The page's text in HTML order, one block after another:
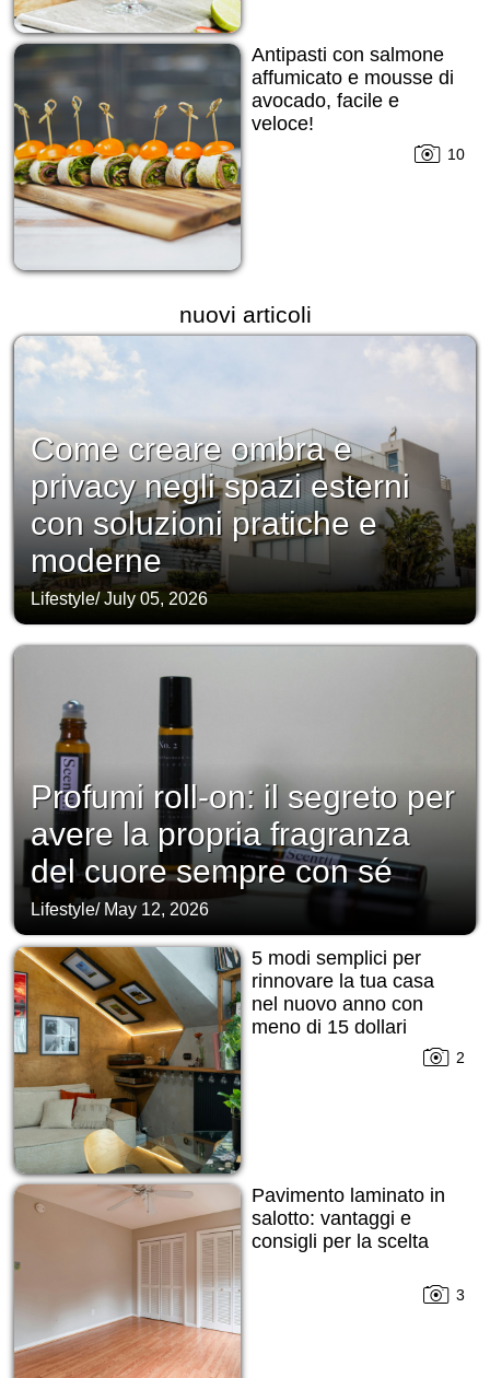
Antipasti con salmone
affumicato e mousse di
avocado, facile e
veloce!
10
nuovi articoli
Come creare ombra e
privacy negli spazi esterni
con soluzioni pratiche e
moderne
Lifestyle/July 05, 2026
Profumi roll-on: il segreto per
avere la propria fragranza
del cuore sempre con sé
Lifestyle/ May 12, 2026
5 modi semplici per
rinnovare la tua casa
nel nuovo anno con
meno di 15 dollari
2
Pavimento laminato in
salotto: vantaggi e
consigli per la scelta
3